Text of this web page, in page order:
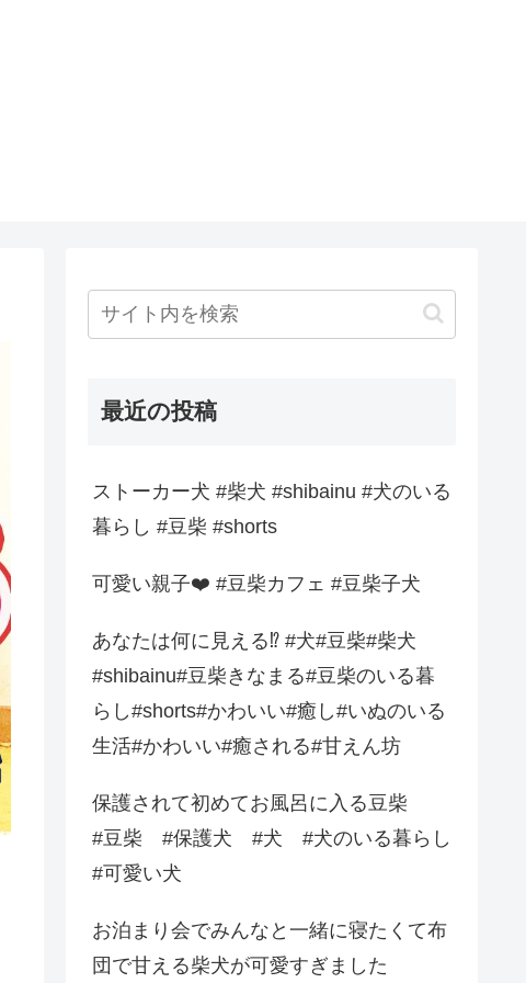
最近の投稿
ストーカー犬 #柴犬 #shibainu #犬のいる
暮らし #豆柴 #shorts
可愛い親子❤️ #豆柴カフェ #豆柴子犬
あなたは何に見える⁉️ #犬#豆柴#柴犬
#shibainu#豆柴きなまる#豆柴のいる暮
らし#shorts#かわいい#癒し#いぬのいる
生活#かわいい#癒される#甘えん坊
保護されて初めてお風呂に入る豆柴
#豆柴 #保護犬 #犬 #犬のいる暮らし
#可愛い犬
お泊まり会でみんなと一緒に寝たくて布
団で甘える柴犬が可愛すぎました